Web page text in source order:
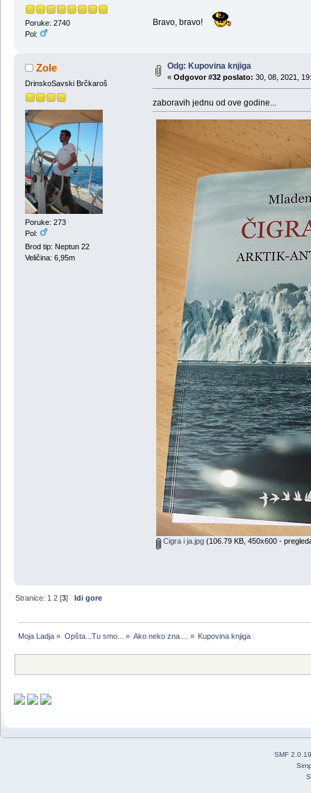
Poruke: 2740
Pol:
Bravo, bravo!
Zole
DrinskoSavski Brčkaroš
Poruke: 273
Pol:
Brod tip: Neptun 22
Veličina: 6,95m
Odg: Kupovina knjiga
« Odgovor #32 poslato: 30, 08, 2021,
zaboravih jednu od ove godine...
Cigra i ja.jpg(106.79 KB, 450x600 -
Stranice: 1 2 [3]Idi gore
Moja Ladja » Opšta...Tu smo... » Ako neko zna ... » Kupovina knjiga
SMF 2.0.19